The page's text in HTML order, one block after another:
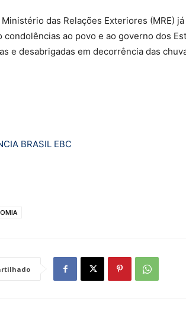
Ministério das Relações Exteriores (MRE)
condolências ao povo e ao governo dos
e desabrigadas em decorrência das
BRASIL EBC